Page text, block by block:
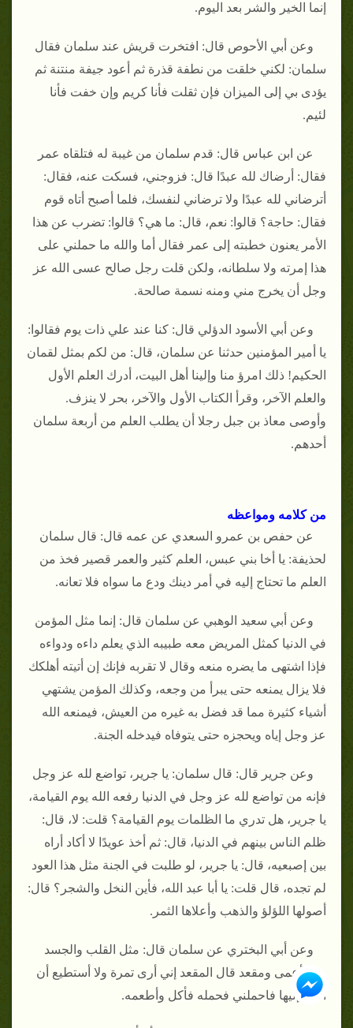
إنما الخير والشر بعد اليوم.
وعن أبي الأحوص قال: افتخرت قريش عند سلمان فقال
سلمان: لكني خلقت من نطفة قذرة ثم أعود جيفة منتنة ثم
يؤدى بي إلى الميزان فإن ثقلت فأنا كريم وإن خفت فأنا
لئيم.
عن ابن عباس قال: قدم سلمان من غيبة له فتلقاه عمر
فقال: أرضاك لله عبدًا قال: فزوجني، فسكت عنه، فقال:
أترضاني لله عبدًا ولا ترضاني لنفسك، فلما أصبح أتاه قوم
فقال: حاجة؟ قالوا: نعم، قال: ما هي؟ قالوا: تضرب عن هذا
الأمر يعنون خطبته إلى عمر فقال أما والله ما حملني على
هذا إمرته ولا سلطانه، ولكن قلت رجل صالح عسى الله عز
وجل أن يخرج مني ومنه نسمة صالحة.
وعن أبي الأسود الدؤلي قال: كنا عند علي ذات يوم فقالوا:
يا أمير المؤمنين حدثنا عن سلمان، قال: من لكم بمثل لقمان
الحكيم! ذلك امرؤ منا وإلينا أهل البيت، أدرك العلم الأول
والعلم الآخر، وقرأ الكتاب الأول والآخر، بحر لا ينزف.
وأوصى معاذ بن جبل رجلا أن يطلب العلم من أربعة سلمان
أحدهم.
من كلامه ومواعظه
عن حفص بن عمرو السعدي عن عمه قال: قال سلمان
لحذيفة: يا أخا بني عبس، العلم كثير والعمر قصير فخذ من
العلم ما تحتاج إليه في أمر دينك ودع ما سواه فلا تعانه.
وعن أبي سعيد الوهبي عن سلمان قال: إنما مثل المؤمن
في الدنيا كمثل المريض معه طبيبه الذي يعلم داءه ودواءه
فإذا اشتهى ما يضره منعه وقال لا تقربه فإنك إن أتيته أهلكك
فلا يزال يمنعه حتى يبرأ من وجعه، وكذلك المؤمن يشتهي
أشياء كثيرة مما قد فضل به غيره من العيش، فيمنعه الله
عز وجل إياه ويحجزه حتى يتوفاه فيدخله الجنة.
وعن جرير قال: قال سلمان: يا جرير، تواضع لله عز وجل
فإنه من تواضع لله عز وجل في الدنيا رفعه الله يوم القيامة،
يا جرير، هل تدري ما الظلمات يوم القيامة؟ قلت: لا، قال:
ظلم الناس بينهم في الدنيا، قال: ثم أخذ عويدًا لا أكاد أراه
بين إصبعيه، قال: يا جرير، لو طلبت في الجنة مثل هذا العود
لم تجده، قال قلت: يا أبا عبد الله، فأين النخل والشجر؟ قال:
أصولها اللؤلؤ والذهب وأعلاها الثمر.
وعن أبي البختري عن سلمان قال: مثل القلب والجسد
مثل أعمى ومقعد قال المقعد إني أرى تمرة ولا أستطيع أن
أقوم إليها فاحملني فحمله فأكل وأطعمه.